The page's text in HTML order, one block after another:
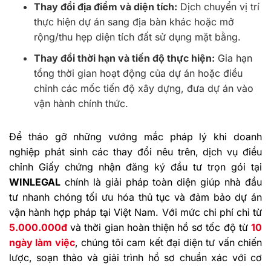
Thay đổi địa điểm và diện tích: Dịch chuyển vị trí
thực hiện dự án sang địa bàn khác hoặc mở
rộng/thu hẹp diện tích đất sử dụng mặt bằng.
Thay đổi thời hạn và tiến độ thực hiện: Gia hạn
tổng thời gian hoạt động của dự án hoặc điều
chỉnh các mốc tiến độ xây dựng, đưa dự án vào
vận hành chính thức.
Để tháo gỡ những vướng mắc pháp lý khi doanh
nghiệp phát sinh các thay đổi nêu trên, dịch vụ điều
chỉnh Giấy chứng nhận đăng ký đầu tư trọn gói tại
WINLEGAL chính là giải pháp toàn diện giúp nhà đầu
tư nhanh chóng tối ưu hóa thủ tục và đảm bảo dự án
vận hành hợp pháp tại Việt Nam. Với mức chi phí chỉ từ
5.000.000đ và thời gian hoàn thiện hồ sơ tốc độ từ 10
ngày làm việc, chúng tôi cam kết đại diện tư vấn chiến
lược, soạn thảo và giải trình hồ sơ chuẩn xác với cơ